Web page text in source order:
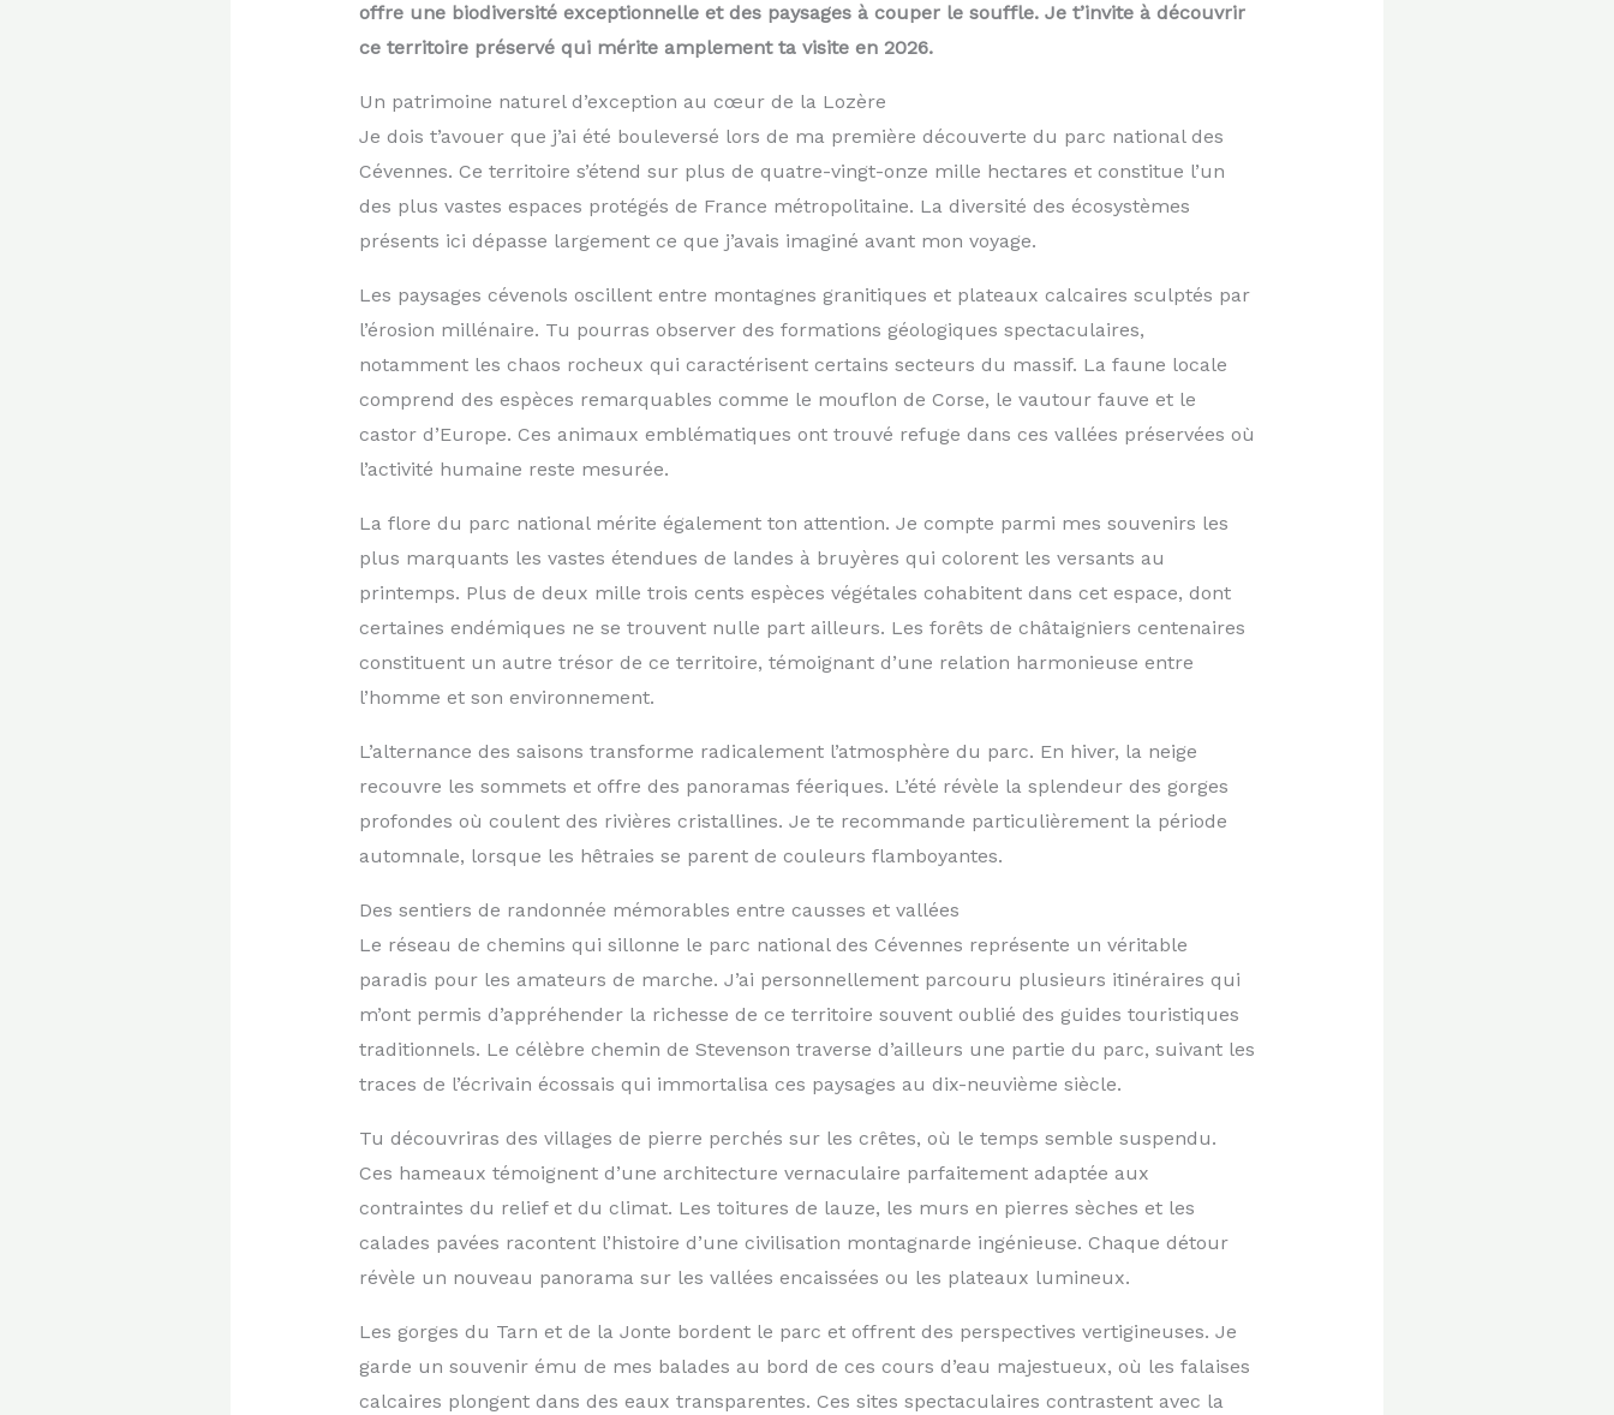
offre une biodiversité exceptionnelle et des paysages à couper le souffle. Je t’invite à découvrir
ce territoire préservé qui mérite amplement ta visite en 2026.
Un patrimoine naturel d’exception au cœur de la Lozère
Je dois t’avouer que j’ai été bouleversé lors de ma première découverte du parc national des
Cévennes. Ce territoire s’étend sur plus de quatre-vingt-onze mille hectares et constitue l’un
des plus vastes espaces protégés de France métropolitaine. La diversité des écosystèmes
présents ici dépasse largement ce que j’avais imaginé avant mon voyage.
Les paysages cévenols oscillent entre montagnes granitiques et plateaux calcaires sculptés par
l’érosion millénaire. Tu pourras observer des formations géologiques spectaculaires,
notamment les chaos rocheux qui caractérisent certains secteurs du massif. La faune locale
comprend des espèces remarquables comme le mouflon de Corse, le vautour fauve et le
castor d’Europe. Ces animaux emblématiques ont trouvé refuge dans ces vallées préservées où
l’activité humaine reste mesurée.
La flore du parc national mérite également ton attention. Je compte parmi mes souvenirs les
plus marquants les vastes étendues de landes à bruyères qui colorent les versants au
printemps. Plus de deux mille trois cents espèces végétales cohabitent dans cet espace, dont
certaines endémiques ne se trouvent nulle part ailleurs. Les forêts de châtaigniers centenaires
constituent un autre trésor de ce territoire, témoignant d’une relation harmonieuse entre
l’homme et son environnement.
L’alternance des saisons transforme radicalement l’atmosphère du parc. En hiver, la neige
recouvre les sommets et offre des panoramas féeriques. L’été révèle la splendeur des gorges
profondes où coulent des rivières cristallines. Je te recommande particulièrement la période
automnale, lorsque les hêtraies se parent de couleurs flamboyantes.
Des sentiers de randonnée mémorables entre causses et vallées
Le réseau de chemins qui sillonne le parc national des Cévennes représente un véritable
paradis pour les amateurs de marche. J’ai personnellement parcouru plusieurs itinéraires qui
m’ont permis d’appréhender la richesse de ce territoire souvent oublié des guides touristiques
traditionnels. Le célèbre chemin de Stevenson traverse d’ailleurs une partie du parc, suivant les
traces de l’écrivain écossais qui immortalisa ces paysages au dix-neuvième siècle.
Tu découvriras des villages de pierre perchés sur les crêtes, où le temps semble suspendu.
Ces hameaux témoignent d’une architecture vernaculaire parfaitement adaptée aux
contraintes du relief et du climat. Les toitures de lauze, les murs en pierres sèches et les
calades pavées racontent l’histoire d’une civilisation montagnarde ingénieuse. Chaque détour
révèle un nouveau panorama sur les vallées encaissées ou les plateaux lumineux.
Les gorges du Tarn et de la Jonte bordent le parc et offrent des perspectives vertigineuses. Je
garde un souvenir ému de mes balades au bord de ces cours d’eau majestueux, où les falaises
calcaires plongent dans des eaux transparentes. Ces sites spectaculaires contrastent avec la